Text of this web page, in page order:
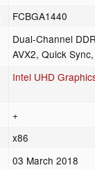
FCBGA1440
Dual-Channel
AVX2, Quick
Intel UHD
+
x86
03 March 2018